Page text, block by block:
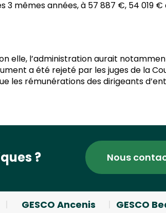
3 mêmes années, à 57 887 €, 54 019
elle, l’administration aurait
a été rejeté par les juges de la
les rémunérations des dirigeants
? Nous
GESCO Ancenis GESCO